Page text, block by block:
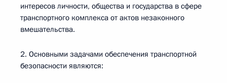
интересов личности, общества и государства в сфере
транспортного комплекса от актов незаконного
вмешательства.
2. Основными задачами обеспечения транспортной
безопасности являются: